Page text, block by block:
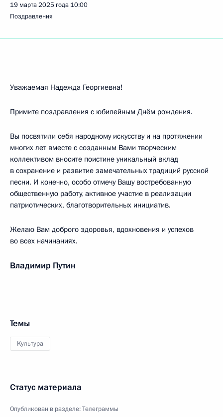
19 марта 2025 года 10:00
Поздравления
Уважаемая Надежда Георгиевна!
Примите поздравления с юбилейным Днём рождения.
Вы посвятили себя народному искусству и на протяжении
многих лет вместе с созданным Вами творческим
коллективом вносите поистине уникальный вклад
в сохранение и развитие замечательных традиций русской
песни. И конечно, особо отмечу Вашу востребованную
общественную работу, активное участие в реализации
патриотических, благотворительных инициатив.
Желаю Вам доброго здоровья, вдохновения и успехов
во всех начинаниях.
Владимир Путин
Темы
Культура
Статус материала
Опубликован в разделе:Телеграммы